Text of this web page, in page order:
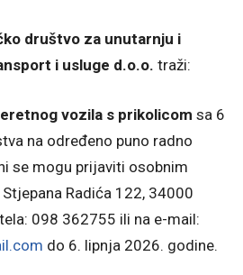
društvo za unutarnju i
i usluge d.o.o. traži:
vozila s prikolicom sa 6
na određeno puno radno
se mogu prijaviti osobnim
Radića 122, 34000
098 362755 ili na e-mail:
do 6. lipnja 2026. godine.